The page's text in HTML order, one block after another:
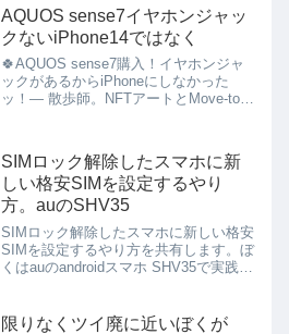
AQUOS sense7イヤホンジャッ
クないiPhone14ではなく
🍀AQUOS sense7購入！イヤホンジャ
ックがあるからiPhoneにしなかった
ッ！— 散歩師。NFTアートとMove-to-
SIMロック解除したスマホに新
しい格安SIMを設定するやり
方。auのSHV35
SIMロック解除したスマホに新しい格安
SIMを設定するやり方を共有します。ぼ
くはauのandroidスマホ SHV35で実践し
SIM入れる2.スマホでの設定〜au a...
限りなくツイ廃に近いぼくが